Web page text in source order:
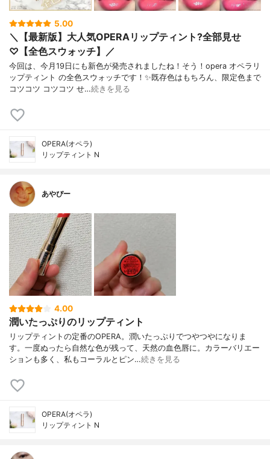
5.00
＼【最新版】大人気OPERAリップティント?全部見せ
♡【全色スウォッチ】／
今回は、今月19日にも新色が発売されましたね！そう！opera オペラリ
ップティント の全色スウォッチです！✨既存色はもちろん、限定色まで
コツコツ コツコツ せ…続きを見る
OPERA(オペラ)
リップティント N
あやぴー
4.00
潤いたっぷりのリップティント
リップティントの定番のOPERA。潤いたっぷりでつやつやになりま
す。一度ぬったら自然な色が残って、天然の血色唇に。カラーバリエー
ションも多く、私もコーラルとピン…続きを見る
OPERA(オペラ)
リップティント N